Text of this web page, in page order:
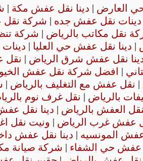
العارض | دينا نقل عفش مكة |
دينات نقل عفش جده | شركة
نقل مكاتب بالرياض | شركة
| دينا نقل عفش حي العليا |
نقل عفش شرق الرياض |
| افضل شركة نقل عفش
| نقل عفش مع التغليف بالرياض |
بالرياض | نقل غرف نوم
العفش بالرياض | دينا نقل
عفش غرب الرياض | ونيت نقل
المونسيه | دينا نقل عفش
عفش حي الشفاء | شركة صيانة